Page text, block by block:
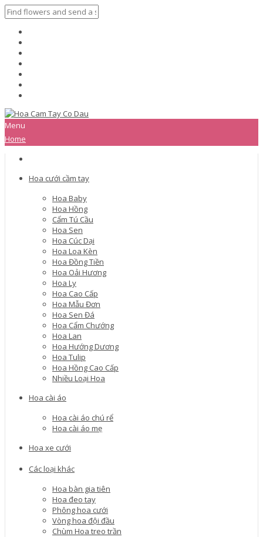
Menu
Home
Hoa cưới cầm tay
Hoa Baby
Hoa Hồng
Cẩm Tú Cầu
Hoa Sen
Hoa Cúc Dại
Hoa Loa Kèn
Hoa Đồng Tiền
Hoa Oải Hương
Hoa Ly
Hoa Cao Cấp
Hoa Mẫu Đơn
Hoa Sen Đá
Hoa Cẩm Chướng
Hoa Lan
Hoa Hướng Dương
Hoa Tulip
Hoa Hồng Cao Cấp
Nhiều Loại Hoa
Hoa cài áo
Hoa cài áo chú rể
Hoa cài áo mẹ
Hoa xe cưới
Các loại khác
Hoa bàn gia tiên
Hoa đeo tay
Phông hoa cưới
Vòng hoa đội đầu
Chùm Hoa treo trần